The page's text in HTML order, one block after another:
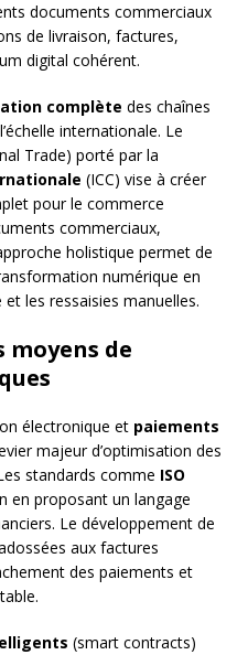
documents commerciaux
de livraison, factures,
digital cohérent.
complète des chaînes
internationale. Le
Trade) porté par la
(ICC) vise à créer
pour le commerce
commerciaux,
holistique permet de
numérique en
les ressaisies manuelles.
de
électronique et paiements
majeur d’optimisation des
standards comme ISO
en proposant un langage
Le développement de
aux factures
des paiements et
(smart contracts)